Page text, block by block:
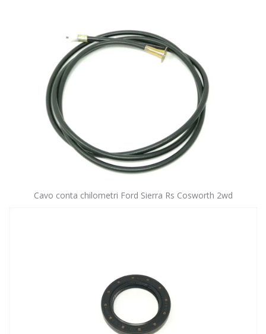
Cavo conta chilometri Ford Sierra Rs Cosworth 2wd